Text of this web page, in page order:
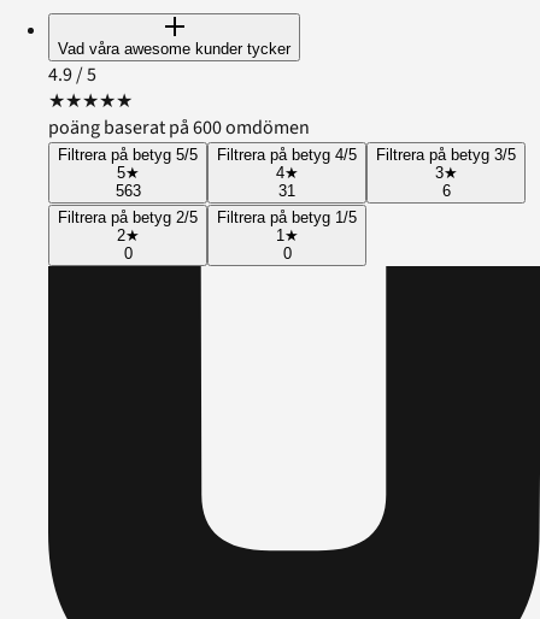
Vad våra awesome kunder tycker
4.9/ 5
★★★★★
poäng baserat på 600 omdömen
Filtrera på betyg 5/5
5★
563
Filtrera på betyg 4/5
4★
31
Filtrera på betyg 3/5
3★
6
Filtrera på betyg 2/5
2★
0
Filtrera på betyg 1/5
1★
0